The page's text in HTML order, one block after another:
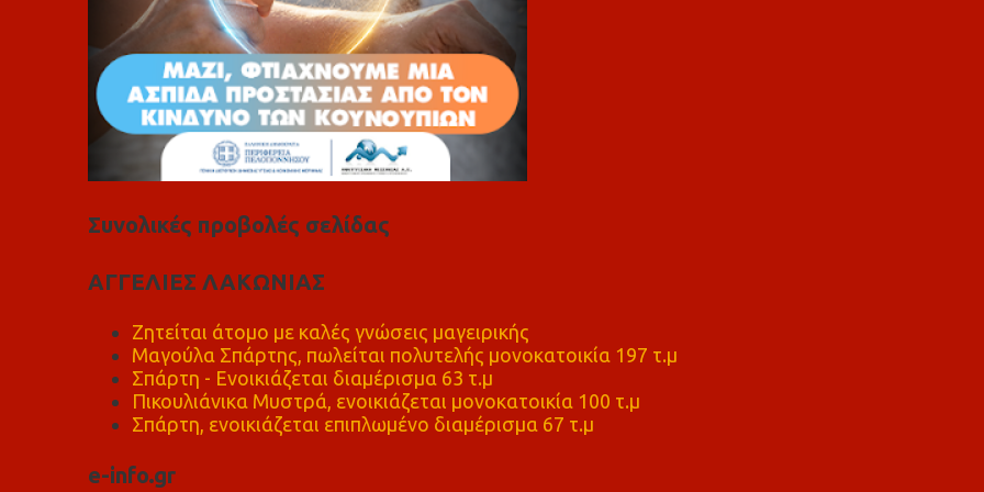
Συνολικές προβολές σελίδας
ΑΓΓΕΛΙΕΣ ΛΑΚΩΝΙΑΣ
Ζητείται άτομο με καλές γνώσεις μαγειρικής
Μαγούλα Σπάρτης, πωλείται πολυτελής μονοκατοικία 197 τ.μ
Σπάρτη - Ενοικιάζεται διαμέρισμα 63 τ.μ
Πικουλιάνικα Μυστρά, ενοικιάζεται μονοκατοικία 100 τ.μ
Σπάρτη, ενοικιάζεται επιπλωμένο διαμέρισμα 67 τ.μ
e-info.gr